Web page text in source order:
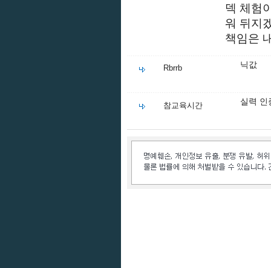
덱 체험
워 뒤지
책임은
Rbrrb 닉값
참교육시간 실력 인